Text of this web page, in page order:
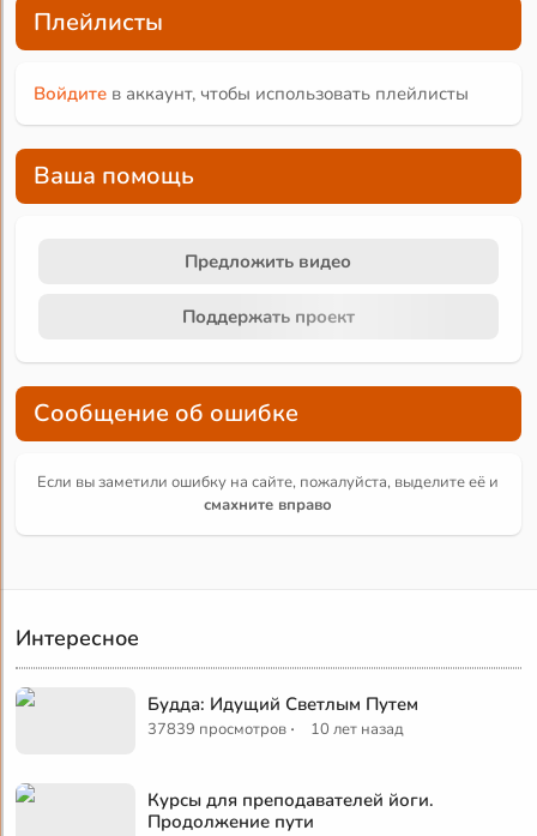
Плейлисты
Войдите в аккаунт, чтобы использовать плейлисты
Ваша помощь
Предложить видео
Поддержать проект
Сообщение об ошибке
Если вы заметили ошибку на сайте, пожалуйста, выделите её и
смахните вправо
Интересное
Будда: Идущий Светлым Путем
37839 просмотров · 10 лет назад
Курсы для преподавателей йоги.
Продолжение пути